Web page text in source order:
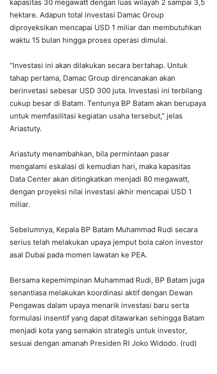
kapasitas 30 megawatt dengan luas wilayah 2 sampai 3,5
hektare. Adapun total investasi Damac Group
diproyeksikan mencapai USD 1 miliar dan membutuhkan
waktu 15 bulan hingga proses operasi dimulai.
“Investasi ini akan dilakukan secara bertahap. Untuk
tahap pertama, Damac Group direncanakan akan
berinvetasi sebesar USD 300 juta. Investasi ini terbilang
cukup besar di Batam. Tentunya BP Batam akan berupaya
untuk memfasilitasi kegiatan usaha tersebut,” jelas
Ariastuty.
Ariastuty menambahkan, bila permintaan pasar
mengalami eskalasi di kemudian hari, maka kapasitas
Data Center akan ditingkatkan menjadi 80 megawatt,
dengan proyeksi nilai investasi akhir mencapai USD 1
miliar.
Sebelumnya, Kepala BP Batam Muhammad Rudi secara
serius telah melakukan upaya jemput bola calon investor
asal Dubai pada momen lawatan ke PEA.
Bersama kepemimpinan Muhammad Rudi, BP Batam juga
senantiasa melakukan koordinasi aktif dengan Dewan
Pengawas dalam upaya menarik investasi baru serta
formulasi insentif yang dapat ditawarkan sehingga Batam
menjadi kota yang semakin strategis untuk investor,
sesuai dengan amanah Presiden RI Joko Widodo. (rud)